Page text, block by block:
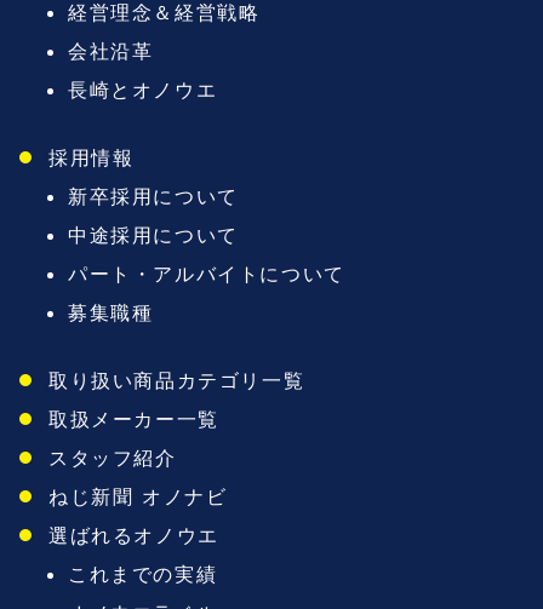
経営理念＆経営戦略
会社沿革
長崎とオノウエ
採用情報
新卒採用について
中途採用について
パート・アルバイトについて
募集職種
取り扱い商品カテゴリ一覧
取扱メーカー一覧
スタッフ紹介
ねじ新聞 オノナビ
選ばれるオノウエ
これまでの実績